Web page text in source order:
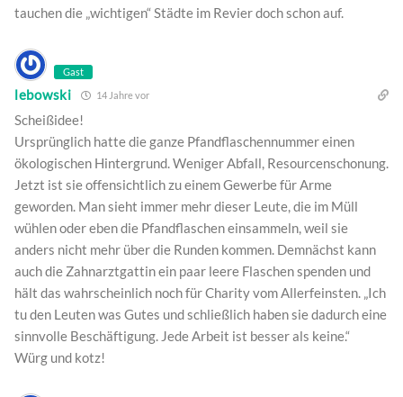
tauchen die „wichtigen“ Städte im Revier doch schon auf.
Gast
lebowski 14 Jahre vor
Scheißidee!
Ursprünglich hatte die ganze Pfandflaschennummer einen
ökologischen Hintergrund. Weniger Abfall, Resourcenschonung.
Jetzt ist sie offensichtlich zu einem Gewerbe für Arme
geworden. Man sieht immer mehr dieser Leute, die im Müll
wühlen oder eben die Pfandflaschen einsammeln, weil sie
anders nicht mehr über die Runden kommen. Demnächst kann
auch die Zahnarztgattin ein paar leere Flaschen spenden und
hält das wahrscheinlich noch für Charity vom Allerfeinsten. „Ich
tu den Leuten was Gutes und schließlich haben sie dadurch eine
sinnvolle Beschäftigung. Jede Arbeit ist besser als keine.“
Würg und kotz!